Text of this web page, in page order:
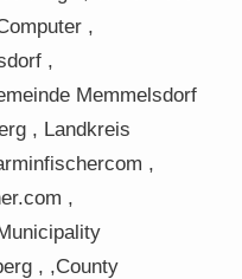
,
,
Memmelsdorf
, Landkreis
,
,
, ,County